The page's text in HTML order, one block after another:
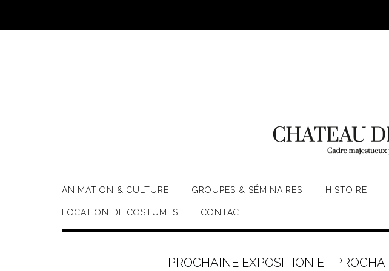
content
ANIMATION & CULTURE GROUPES & SÉMINAIRES HISTOIRE
LOCATION DE COSTUMES CONTACT
PROCHAINE EXPOSITION ET